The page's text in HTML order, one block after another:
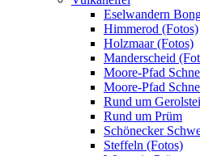
Eselwandern
Himmerod (Fotos)
Holzmaar (Fotos)
Manderscheid
Moore-Pfad
Moore-Pfad
Rund um
Rund um Prüm
Schönecker
Steffeln (Fotos)